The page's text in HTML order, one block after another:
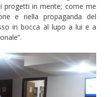
progetti in mente; come me
e nella propaganda del
in bocca al lupo a lui e a